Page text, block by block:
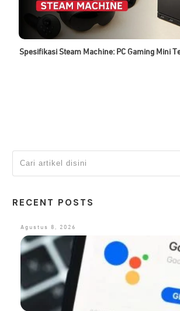
Spesifikasi Steam Machine: PC Gaming Mini
RECENT POSTS
Agustus 8, 2026